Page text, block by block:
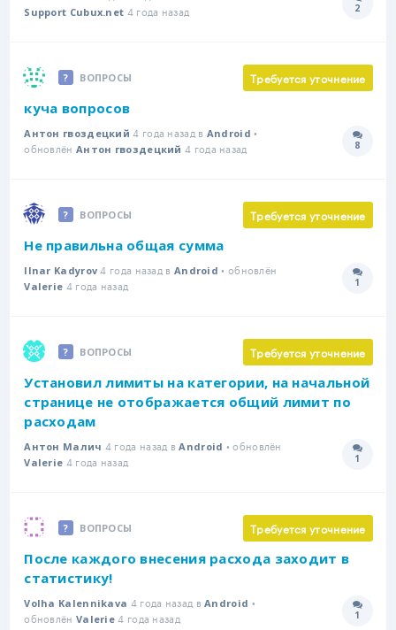
Support Cubux.net 4 года назад 2
ВОПРОСЫ Требуется уточнение
куча вопросов
Антон гвоздецкий 4 года назад в Android •
обновлён Антон гвоздецкий 4 года назад 8
ВОПРОСЫ Требуется уточнение
Не правильна общая сумма
Ilnar Kadyrov 4 года назад в Android • обновлён
Valerie 4 года назад 1
ВОПРОСЫ Требуется уточнение
Установил лимиты на категории, на начальной
странице не отображается общий лимит по
расходам
Антон Малич 4 года назад вAndroid • обновлён
Valerie 4 года назад 1
ВОПРОСЫ Требуется уточнение
После каждого внесения расхода заходит в
статистику!
Volha Kalennikava 4 года назад вAndroid •
обновлён Valerie 4 года назад 1